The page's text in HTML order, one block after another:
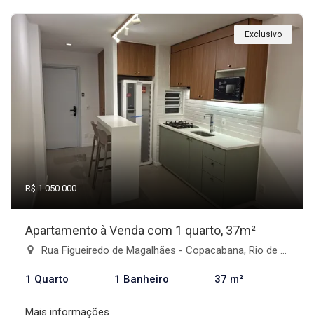
Exclusivo
R$ 1.050.000
Apartamento à Venda com 1 quarto, 37m²
Rua Figueiredo de Magalhães - Copacabana, Rio de Janeiro-RJ
1 Quarto 1 Banheiro 37 m²
Mais informações